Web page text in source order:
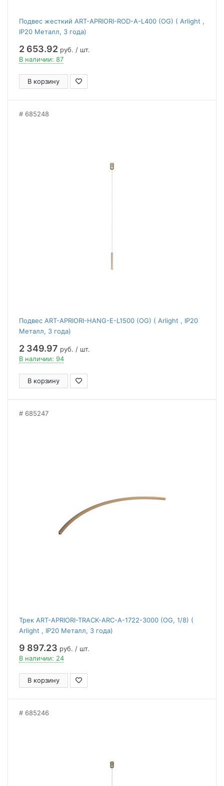
Подвес жесткий ART-APRIORI-ROD-A-L400 (OG) ( Arlight ,
IP20 Металл, 3 года)
2 653.92 руб. / шт.
В наличии: 87
В корзину
685248
Подвес ART-APRIORI-HANG-E-L1500 (OG) ( Arlight , IP20
Металл, 3 года)
2 349.97 руб. / шт.
В наличии: 94
В корзину
685247
Трек ART-APRIORI-TRACK-ARC-A-1722-3000 (OG, 1/8) (
Arlight , IP20 Металл, 3 года)
9 897.23 руб. / шт.
В наличии: 24
В корзину
685246